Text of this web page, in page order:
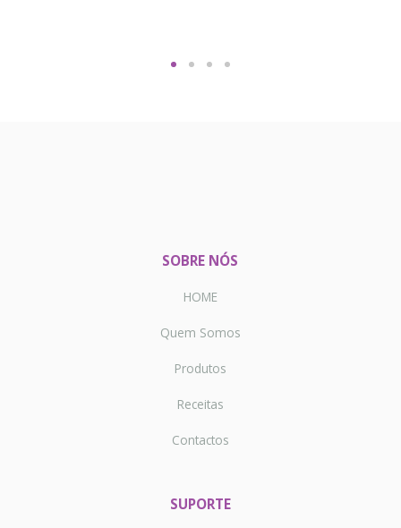
SOBRE NÓS
HOME
Quem Somos
Produtos
Receitas
Contactos
SUPORTE